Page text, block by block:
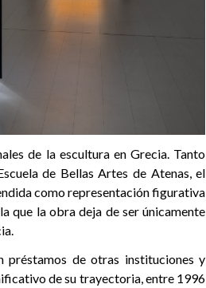
de la escultura en Grecia. Tanto
de Bellas Artes de Atenas, el
como representación figurativa
que la obra deja de ser únicamente
préstamos de otras instituciones y
de su trayectoria, entre 1996